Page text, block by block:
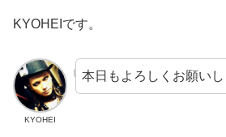
KYOHEIです。
KYOHEI
本日もよろしくお願いし